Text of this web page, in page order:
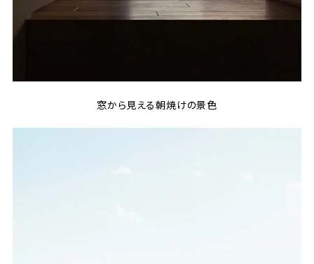
窓から見える朝焼けの景色